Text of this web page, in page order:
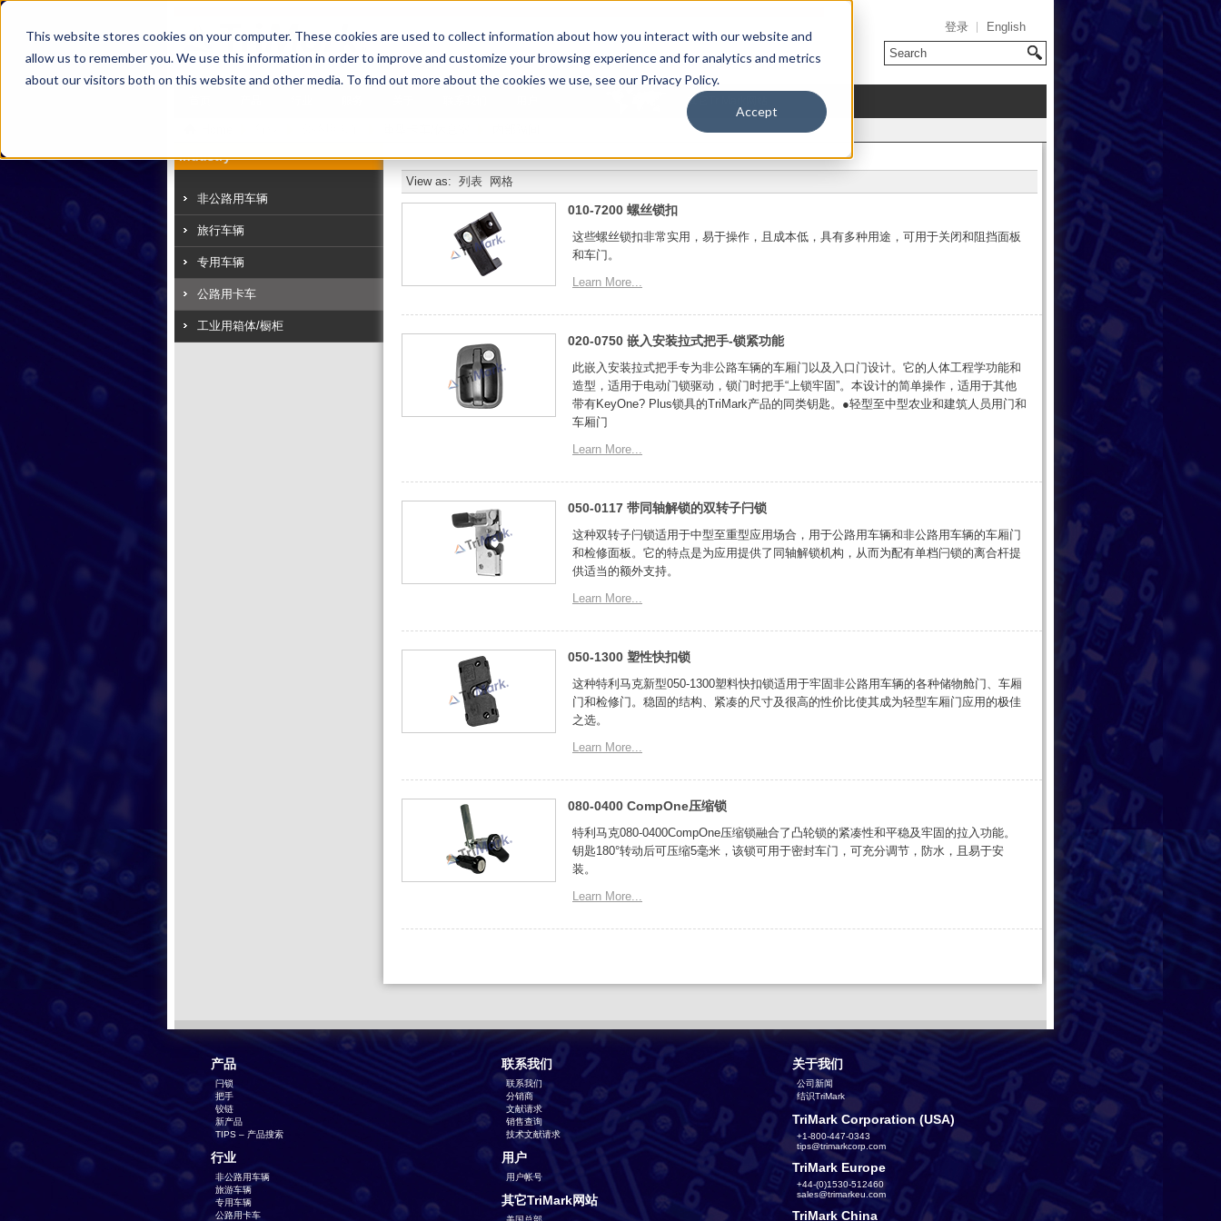
This website stores cookies on your computer. These cookies are used to collect information about how you interact with our website and
allow us to remember you. We use this information in order to improve and customize your browsing experience and for analytics and metrics
about our visitors both on this website and other media. To find out more about the cookies we use, see our Privacy Policy.
Accept
登录 English
其它TriMark网站
Industry
非公路用车辆
旅行车辆
专用车辆
公路用卡车
工业用箱体/橱柜
View as: 列表 网格
010-7200 螺丝锁扣
这些螺丝锁扣非常实用，易于操作，且成本低，具有多种用途，可用于关闭和阻挡面板
和车门。
Learn More...
020-0750 嵌入安装拉式把手-锁紧功能
此嵌入安装拉式把手专为非公路车辆的车厢门以及入口门设计。它的人体工程学功能和
造型，适用于电动门锁驱动，锁门时把手“上锁牢固”。本设计的简单操作，适用于其他
带有KeyOne? Plus锁具的TriMark产品的同类钥匙。●轻型至中型农业和建筑人员用门和
车厢门
Learn More...
050-0117 带同轴解锁的双转子闩锁
这种双转子闩锁适用于中型至重型应用场合，用于公路用车辆和非公路用车辆的车厢门
和检修面板。它的特点是为应用提供了同轴解锁机构，从而为配有单档闩锁的离合杆提
供适当的额外支持。
Learn More...
050-1300 塑性快扣锁
这种特利马克新型050-1300塑料快扣锁适用于牢固非公路用车辆的各种储物舱门、车厢
门和检修门。稳固的结构、紧凑的尺寸及很高的性价比使其成为轻型车厢门应用的极佳
之选。
Learn More...
080-0400 CompOne压缩锁
特利马克080-0400CompOne压缩锁融合了凸轮锁的紧凑性和平稳及牢固的拉入功能。
钥匙180°转动后可压缩5毫米，该锁可用于密封车门，可充分调节，防水，且易于安
装。
Learn More...
产品
闩锁
把手
铰链
新产品
TIPS – 产品搜索
行业
非公路用车辆
旅游车辆
专用车辆
公路用卡车
联系我们
联系我们
分销商
文献请求
销售查询
技术文献请求
用户
用户帐号
其它TriMark网站
关于我们
公司新闻
结识TriMark
TriMark Corporation (USA)
+1-800-447-0343
tips@trimarkcorp.com
TriMark Europe
+44-(0)1530-512460
sales@trimarkeu.com
TriMark China